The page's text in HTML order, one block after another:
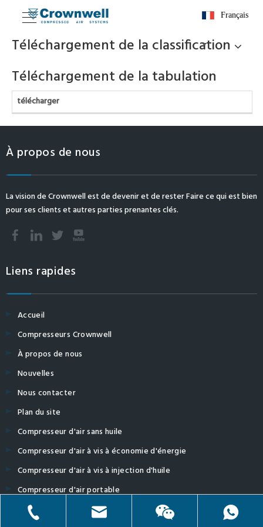
Français
Téléchargement de la classification
Téléchargement de la tabulation
télécharger
À propos de nous
La vision de Crownwell est de devenir et de rester Faire ce qui est bien
pour ses clients et autres parties prenantes clés.
Liens rapides
Accueil
Compresseurs Crownwell
À propos de nous
Nouvelles
Nous contacter
Plan du site
Compresseur d'air sans huile
Compresseur d'air à vis à économie d'énergie
Compresseur d'air à vis à injection d'huile
Compresseur d'air portable
Équipement de traitement de l'air